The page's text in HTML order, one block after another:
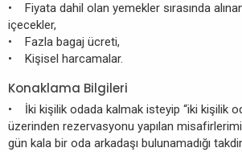
• Fiyata dahil olan yemekler sırasında
içecekler,
• Fazla bagaj ücreti,
• Kişisel harcamalar.
Konaklama Bilgileri
• İki kişilik odada kalmak isteyip “iki kişilik
üzerinden rezervasyonu yapılan
gün kala bir oda arkadaşı bulunamadığı